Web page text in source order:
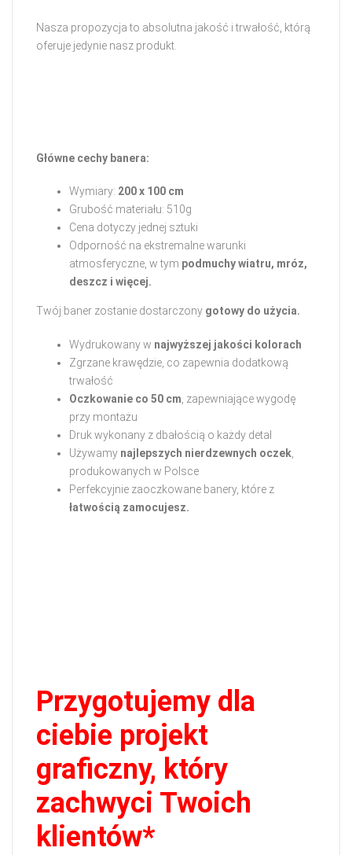
Nasza propozycja to absolutna jakość i trwałość, którą
oferuje jedynie nasz produkt.
Główne cechy banera:
Wymiary: 200 x 100 cm
Grubość materiału: 510g
Cena dotyczy jednej sztuki
Odporność na ekstremalne warunki
atmosferyczne, w tym podmuchy wiatru, mróz,
deszcz i więcej.
Twój baner zostanie dostarczony gotowy do użycia.
Wydrukowany w najwyższej jakości kolorach
Zgrzane krawędzie, co zapewnia dodatkową
trwałość
Oczkowanie co 50 cm, zapewniające wygodę
przy montażu
Druk wykonany z dbałością o każdy detal
Używamy najlepszych nierdzewnych oczek,
produkowanych w Polsce
Perfekcyjnie zaoczkowane banery, które z
łatwością zamocujesz.
Przygotujemy dla
ciebie projekt
graficzny, który
zachwyci Twoich
klientów*